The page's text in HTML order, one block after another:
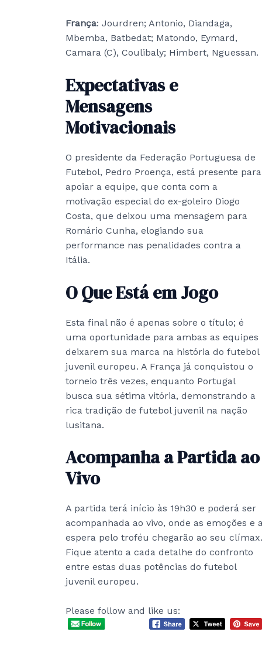
França: Jourdren; Antonio, Diandaga,
Mbemba, Batbedat; Matondo, Eymard,
Camara (C), Coulibaly; Himbert, Nguessan.
Expectativas e
Mensagens
Motivacionais
O presidente da Federação Portuguesa de
Futebol, Pedro Proença, está presente para
apoiar a equipe, que conta com a
motivação especial do ex-goleiro Diogo
Costa, que deixou uma mensagem para
Romário Cunha, elogiando sua
performance nas penalidades contra a
Itália.
O Que Está em Jogo
Esta final não é apenas sobre o título; é
uma oportunidade para ambas as equipes
deixarem sua marca na história do futebol
juvenil europeu. A França já conquistou o
torneio três vezes, enquanto Portugal
busca sua sétima vitória, demonstrando a
rica tradição de futebol juvenil na nação
lusitana.
Acompanha a Partida ao
Vivo
A partida terá início às 19h30 e poderá ser
acompanhada ao vivo, onde as emoções e
espera pelo troféu chegarão ao seu clímax.
Fique atento a cada detalhe do confronto
entre estas duas potências do futebol
juvenil europeu.
Please follow and like us: